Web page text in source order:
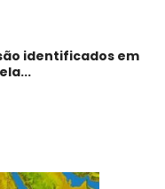
identificados em